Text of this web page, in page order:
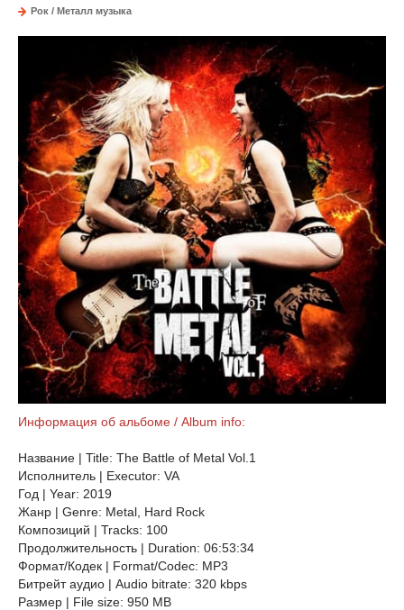
Рок / Металл музыка
Информация об альбоме / Album info:
Название | Title: The Battle of Metal Vol.1
Исполнитель | Executor: VA
Год | Year: 2019
Жанр | Genre: Metal, Hard Rock
Композиций | Tracks: 100
Продолжительность | Duration: 06:53:34
Формат/Кодек | Format/Codec: MP3
Битрейт аудио | Audio bitrate: 320 kbps
Размер | File size: 950 MB